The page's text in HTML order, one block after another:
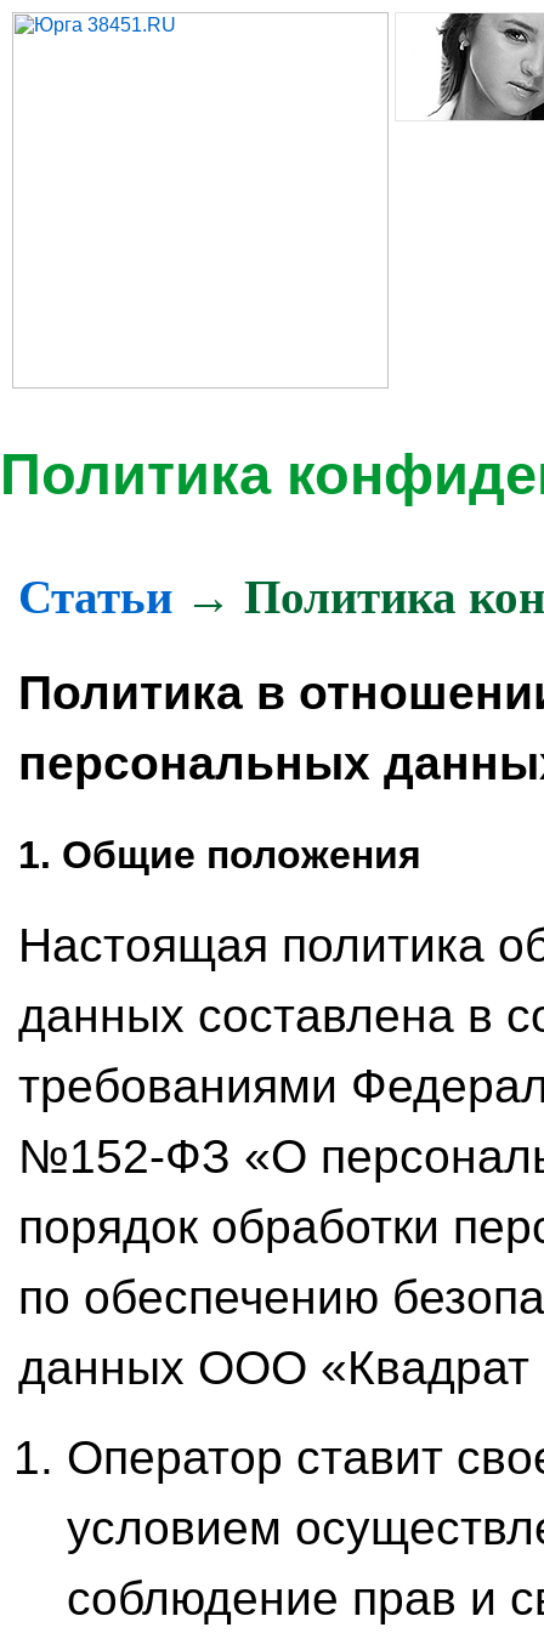
Политика
Статьи → Политика
Политика в
персональных
1. Общие положения
Настоящая политика
данных составлена в
требованиями
№152-ФЗ «О
порядок обработки
по обеспечению
данных ООО
Оператор ставит
условием
соблюдение прав и